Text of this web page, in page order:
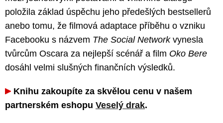
položila základ úspěchu jeho předešlých bestsellerů
anebo tomu, že filmová adaptace příběhu o vzniku
Facebooku s názvem The Social Networkvynesla
tvůrcům Oscara za nejlepší scénář a film Oko Bere
dosáhl velmi slušných finančních výsledků.
Knihu zakoupíte za skvělou cenu v našem
partnerském eshopu Veselý drak.